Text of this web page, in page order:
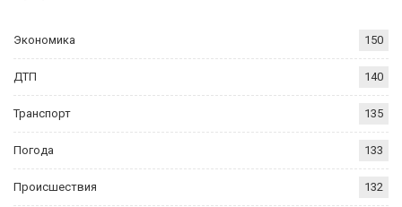
Экономика 150
ДТП 140
Транспорт 135
Погода 133
Происшествия 132